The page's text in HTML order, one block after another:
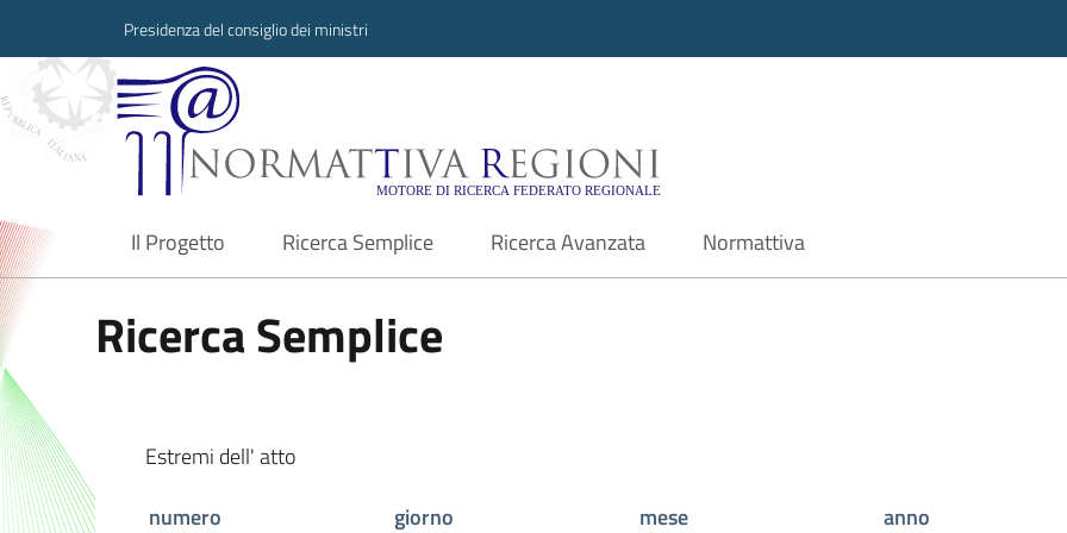
Presidenza del consiglio dei ministri
Normattiva Regioni - Motore di ricerca
Il Progetto
current Ricerca Semplice Ricerca Avanzata Normattiva
Ricerca Semplice
Estremi dell' atto
numero
giorno mese
anno